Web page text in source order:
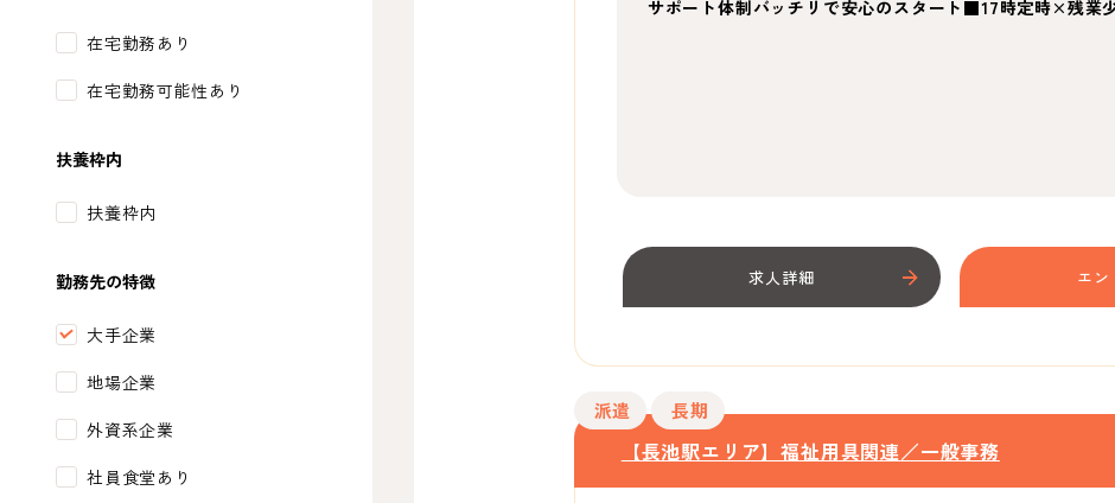
在宅勤務あり
在宅勤務可能性あり
扶養枠内
扶養枠内
勤務先の特徴
大手企業
地場企業
外資系企業
社員食堂あり
サポート体制バッチリで安心のスタート■17時定時×残業
求人詳細 エン
派遣 長期
【長池駅エリア】福祉用具関連／一般事務